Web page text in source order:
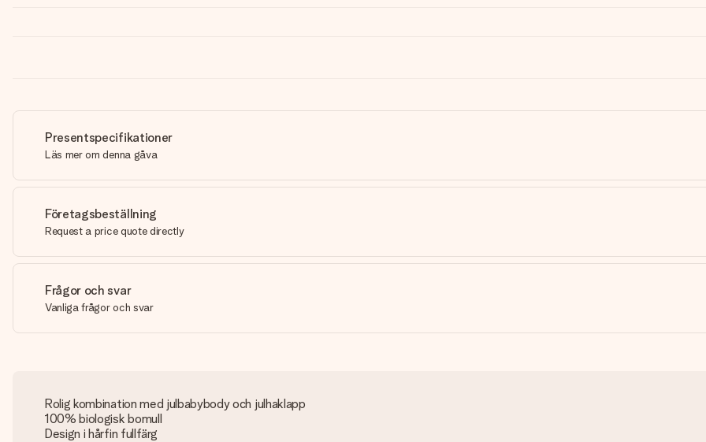
Presentspecifikationer
Läs mer om denna gåva
Företagsbeställning
Request a price quote directly
Frågor och svar
Vanliga frågor och svar
Rolig kombination med julbabybody och julhaklapp
100% biologisk bomull
Design i hårfin fullfärg